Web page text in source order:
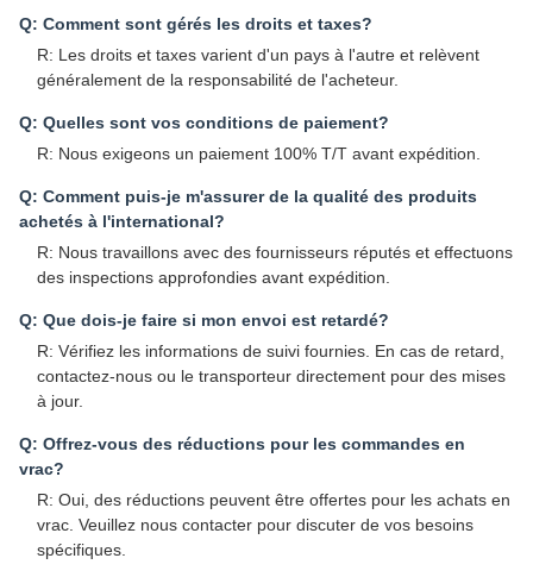
Q: Comment sont gérés les droits et taxes?
R: Les droits et taxes varient d'un pays à l'autre et relèvent
généralement de la responsabilité de l'acheteur.
Q: Quelles sont vos conditions de paiement?
R: Nous exigeons un paiement 100% T/T avant expédition.
Q: Comment puis-je m'assurer de la qualité des produits
achetés à l'international?
R: Nous travaillons avec des fournisseurs réputés et effectuons
des inspections approfondies avant expédition.
Q: Que dois-je faire si mon envoi est retardé?
R: Vérifiez les informations de suivi fournies. En cas de retard,
contactez-nous ou le transporteur directement pour des mises
à jour.
Q: Offrez-vous des réductions pour les commandes en
vrac?
R: Oui, des réductions peuvent être offertes pour les achats en
vrac. Veuillez nous contacter pour discuter de vos besoins
spécifiques.